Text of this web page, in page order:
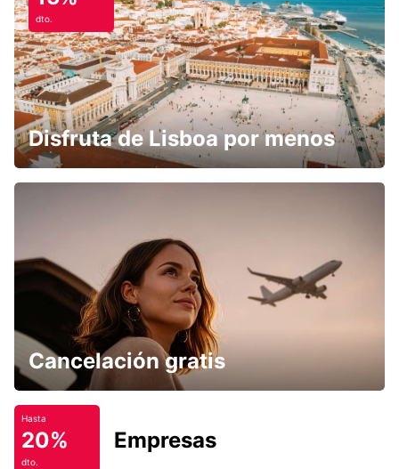
dto.
Disfruta de Lisboa por menos
Cancelación gratis
Hasta
20%
dto.
Empresas